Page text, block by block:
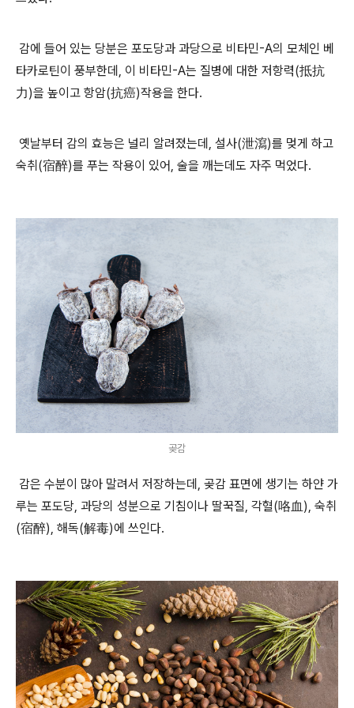
감에 들어 있는 당분은 포도당과 과당으로 비타민-A의 모체인 베
타카로틴이 풍부한데 , 이 비타민-A는 질병에 대한 저항력(抵抗
力)을 높이고 항암(抗癌)작용을 한다.
옛날부터 감의 효능은 널리 알려졌는데 , 설사(泄瀉)를 멎게 하고
숙취 (宿醉)를 푸는 작용이 있어, 술을 깨는데도 자주 먹었다.
곶감
감은 수분이 많아 말려서 저장하는데 , 곶감 표면에 생기는 하얀 가
루는 포도당, 과당의 성분으로 기침이나 딸꾹질, 각혈(咯血 ), 숙취
(宿醉), 해독(解毒)에 쓰인다.